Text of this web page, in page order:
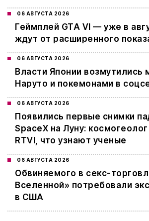
06 АВГУСТА 2026
Геймплей GTA VI — уже в
ждут от расширенного
06 АВГУСТА 2026
Власти Японии возмутились
Наруто и покемонами в
06 АВГУСТА 2026
Появились первые снимки
SpaceX на Луну:
RTVI, что узнают ученые
06 АВГУСТА 2026
Обвиняемого в секс-
Вселенной» потребовали
в США